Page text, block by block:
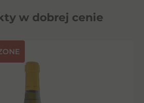
w dobrej cenie